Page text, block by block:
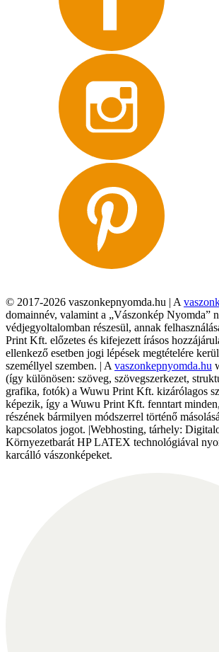
© 2017-2026 vaszonkepnyomda.hu | A
domainnév, valamint a „Vászonkép Nyomda”
védjegyoltalomban részesül, annak
Print Kft. előzetes és kifejezett írásos
ellenkező esetben jogi lépések megtételére
személlyel szemben. | A vaszonkepnyomda.hu
(így különösen: szöveg, szövegszerkezet,
grafika, fotók) a Wuwu Print Kft. kizárólagos
képezik, így a Wuwu Print Kft. fenntart
részének bármilyen módszerrel történő
kapcsolatos jogot. |Webhosting, tárhely:
Környezetbarát HP LATEX technológiával
karcálló vászonképeket.